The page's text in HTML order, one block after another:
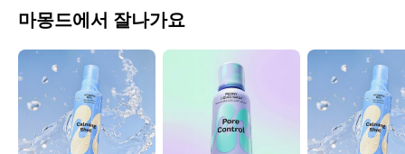
마몽드에서 잘나가요